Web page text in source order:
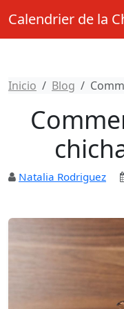
Calendrier de la
Inicio Blog
Natalia Rodriguez